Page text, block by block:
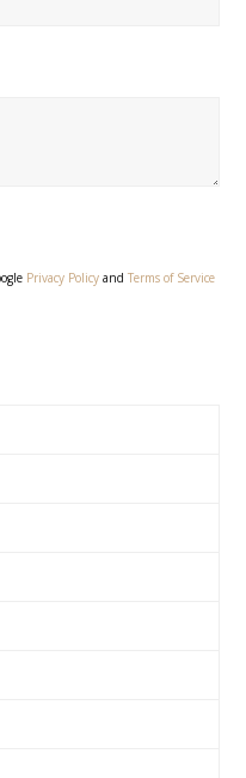
Privacy Policy andTerms of Service